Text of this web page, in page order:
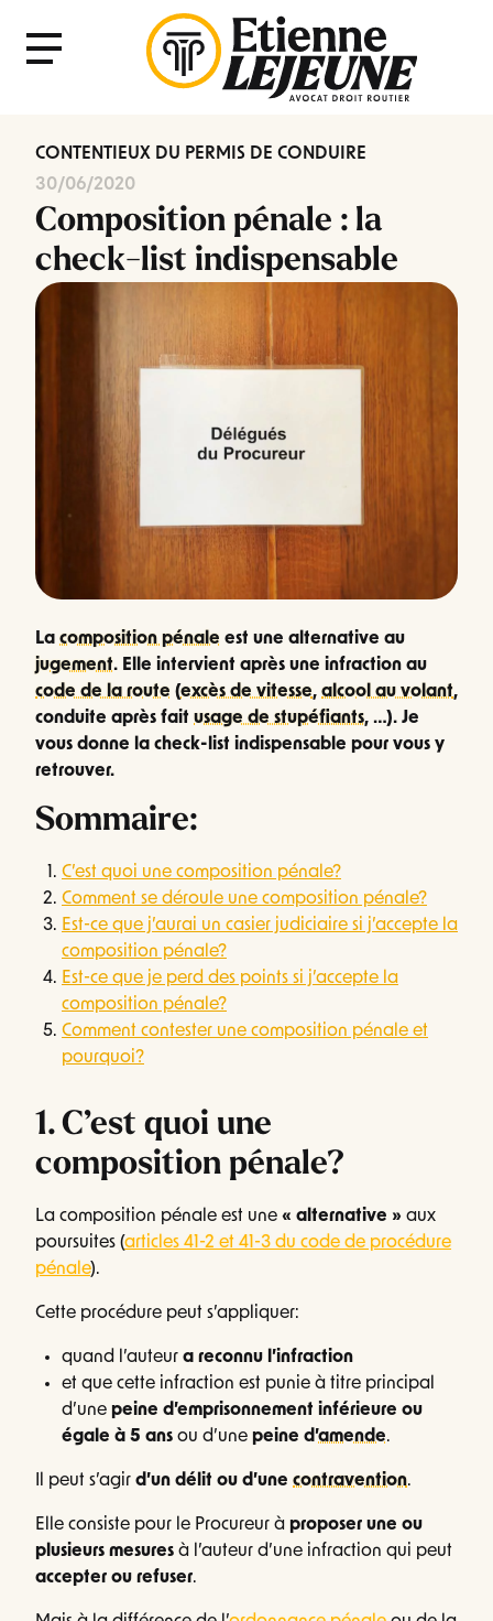
Menu
CONTENTIEUX DU PERMIS DE CONDUIRE
30/06/2020
Composition pénale : la
check-list indispensable
La composition pénale est une alternative au
jugement. Elle intervient après une infraction au
code de la route (excès de vitesse, alcool au volant,
conduite après fait usage de stupéfiants, …). Je
vous donne la check-list indispensable pour vous y
retrouver.
Sommaire:
C’est quoi une composition pénale?
Comment se déroule une composition pénale?
Est-ce que j’aurai un casier judiciaire si j’accepte la
composition pénale?
Est-ce que je perd des points si j’accepte la
composition pénale?
Comment contester une composition pénale et
pourquoi?
1. C’est quoi une
composition pénale?
La composition pénale est une « alternative » aux
poursuites (articles 41-2 et 41-3 du code de procédure
pénale).
Cette procédure peut s’appliquer:
quand l’auteur a reconnu l’infraction
et que cette infraction est punie à titre principal
d’une peine d’emprisonnement inférieure ou
égale à 5 ans ou d’une peine d’amende.
Il peut s’agir d’un délit ou d’une contravention.
Elle consiste pour le Procureur à proposer une ou
plusieurs mesures à l’auteur d’une infraction qui peut
accepter ou refuser.
Fermer